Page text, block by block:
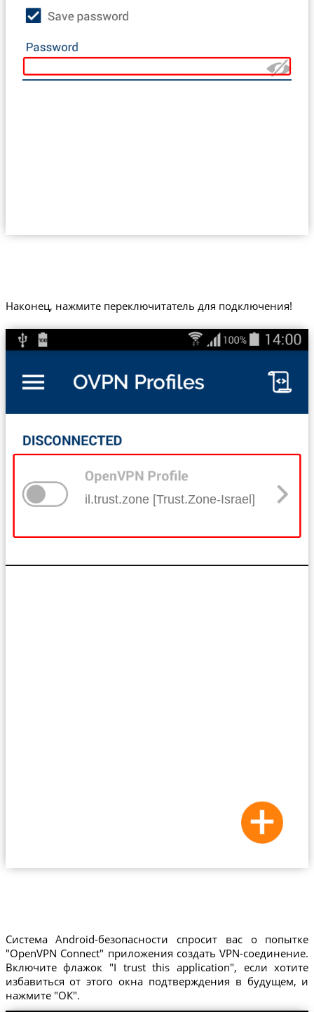
Наконец, нажмите переключитатель для подключения!
il.trust.zone [Trust.Zone-Israel]
Система Android-безопасности спросит вас о попытке
"OpenVPN Connect" приложения создать VPN-соединение.
Включите флажок "I trust this application", если хотите
избавиться от этого окна подтверждения в будущем, и
нажмите "ОК".